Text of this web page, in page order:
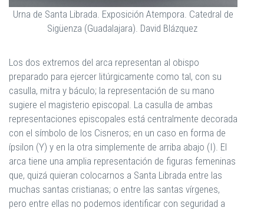
Urna de Santa Librada. Exposición Atempora. Catedral de
Sigüenza (Guadalajara). David Blázquez
Los dos extremos del arca representan al obispo
preparado para ejercer litúrgicamente como tal, con su
casulla, mitra y báculo; la representación de su mano
sugiere el magisterio episcopal. La casulla de ambas
representaciones episcopales está centralmente decorada
con el símbolo de los Cisneros; en un caso en forma de
ípsilon (Y) y en la otra simplemente de arriba abajo (I). El
arca tiene una amplia representación de figuras femeninas
que, quizá quieran colocarnos a Santa Librada entre las
muchas santas cristianas; o entre las santas vírgenes,
pero entre ellas no podemos identificar con seguridad a